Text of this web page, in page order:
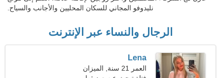
نليدوفو المجاني للسكان المحليين والأجانب والسياح.
الرجال والنساء عبر الإنترنت
Lena
العمر 21 سنة, الميزان